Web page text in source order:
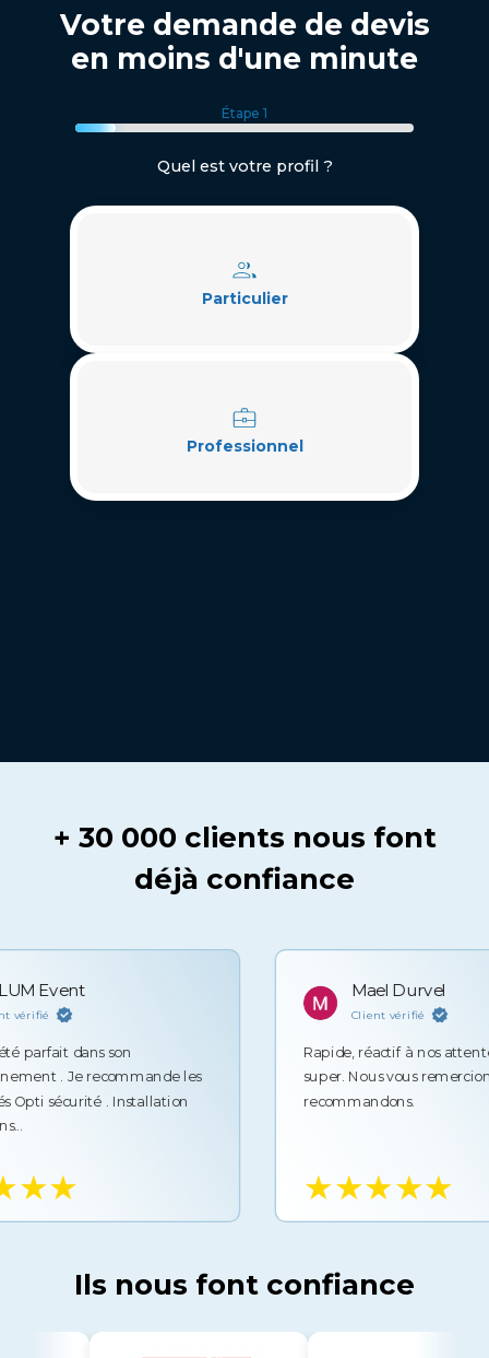
Votre demande de devis
en moins d'une minute
Étape 1
Quel est votre profil ?
Particulier
Professionnel
+ 30 000 clients nous font
déjà confiance
dans son
. Je recommande les
sécurité . Installation
Mael Durvel
Client vérifié
Rapide, réactif à nos attentes,
super. Nous vous remercions et
recommandons.
★★★★★
Ils nous font confiance